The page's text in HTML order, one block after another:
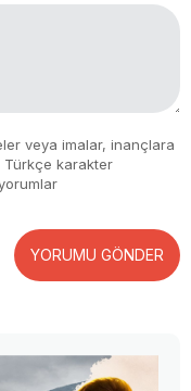
veya imalar, inançlara
Türkçe karakter
YORUMU GÖNDER